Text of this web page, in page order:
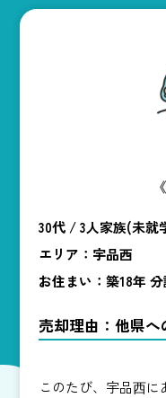
30代 / 3人家族(未就
エリア：宇品西
お住まい：築18年
売却理由：他県へ
このたび、宇品⻄